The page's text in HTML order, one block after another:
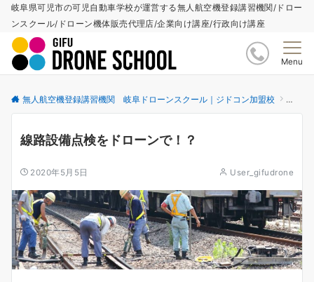
岐阜県可児市の可児自動車学校が運営する無人航空機登録講習機関/ドロー
ンスクール/ドローン機体販売代理店/企業向け講座/行政向け講座
Menu
無人航空機登録講習機関 岐阜ドローンスクール｜ジドコン加盟校 更新
線路設備点検をドローンで！？
2020年5月5日 User_gifudrone